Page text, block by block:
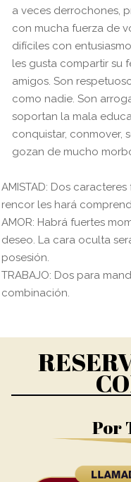
a veces derrochones,
con mucha fuerza de
difíciles con
les gusta compartir su
amigos. Son
como nadie. Son
soportan la mala
conquistar, conmover,
gozan de mucho
AMISTAD: Dos
rencor les hará
AMOR: Habrá fuertes
deseo. La cara oculta
posesión.
TRABAJO: Dos para
combinación.
Por